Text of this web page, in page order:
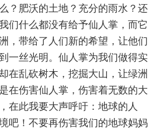
？肥沃的土地？充分的雨水？还
们什么都没有给予仙人掌，而它
，带给了人们新的希望，让他们
一丝光明。仙人掌为我们做得实
在乱砍树木，挖掘大山，让绿洲
在伤害仙人掌，伤害着无数的大
在此我要大声呼吁：地球的人
吧！不要再伤害我们的地球妈妈